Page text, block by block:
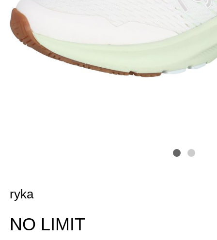
ryka
NO LIMIT